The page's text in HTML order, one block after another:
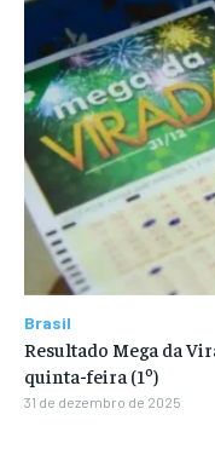
Brasil
Resultado Mega da
quinta-feira (1º)
31 de dezembro de 2025